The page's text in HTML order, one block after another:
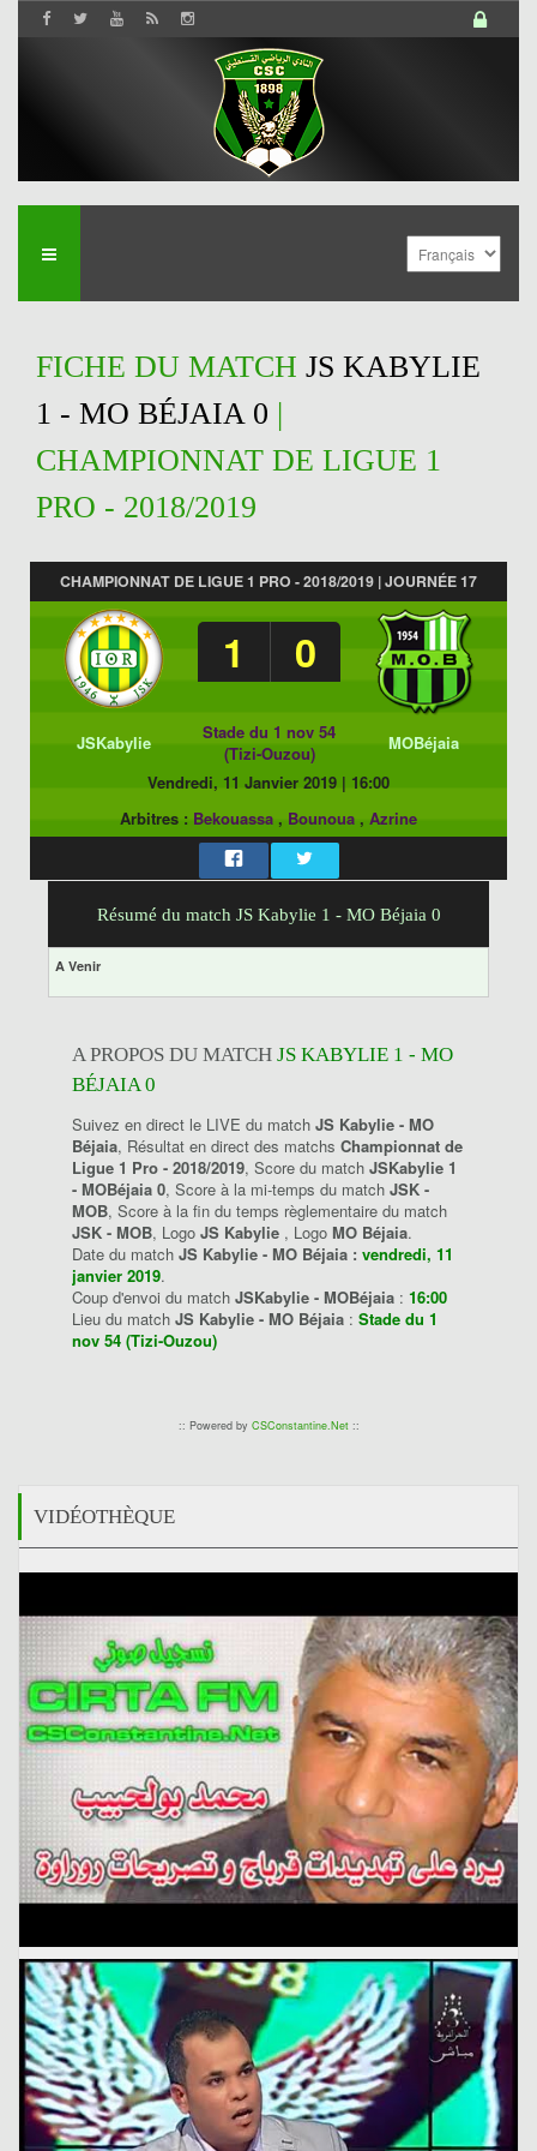
FICHE DU MATCH JS KABYLIE
1 - MO BÉJAIA 0 |
CHAMPIONNAT DE LIGUE 1
PRO - 2018/2019
CHAMPIONNAT DE LIGUE 1 PRO - 2018/2019 | JOURNÉE 17
1 0
JSKabylie
Stade du 1 nov 54
(Tizi-Ouzou)
MOBéjaia
Vendredi, 11 Janvier 2019 | 16:00
Arbitres : Bekouassa , Bounoua , Azrine
Résumé du match JS Kabylie 1 - MO Béjaia 0
A Venir
A PROPOS DU MATCH JS KABYLIE 1 - MO
BÉJAIA 0
Suivez en direct le LIVE du match JS Kabylie - MO
Béjaia, Résultat en direct des matchs Championnat de
Ligue 1 Pro - 2018/2019, Score du match JSKabylie 1
- MOBéjaia 0, Score à la mi-temps du match JSK -
MOB, Score à la fin du temps règlementaire du match
JSK - MOB, Logo JS Kabylie , Logo MO Béjaia.
Date du match JS Kabylie - MO Béjaia : vendredi, 11
janvier 2019.
Coup d'envoi du match JSKabylie - MOBéjaia : 16:00
Lieu du match JS Kabylie - MO Béjaia : Stade du 1
nov 54 (Tizi-Ouzou)
:: Powered by CSConstantine.Net::
VIDÉOTHÈQUE